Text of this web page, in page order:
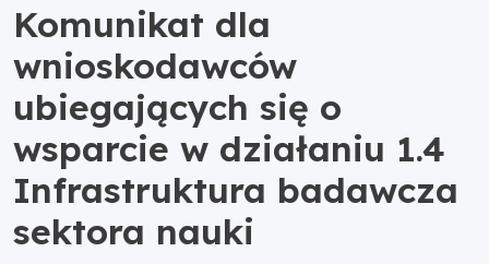
Komunikat dla
wnioskodawców
ubiegających się o
wsparcie w działaniu 1.4
Infrastruktura badawcza
sektora nauki